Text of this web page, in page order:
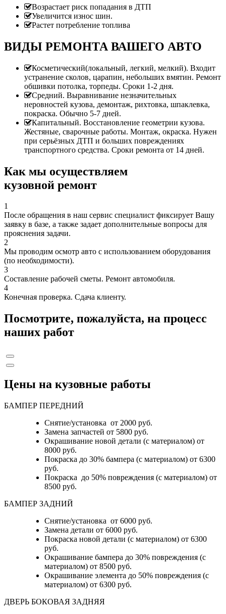
Возрастает риск попадания в ДТП
Увеличится износ шин.
Растет потребление топлива
ВИДЫ РЕМОНТА ВАШЕГО АВТО
Косметический(локальный, легкий, мелкий). Входит
устранение сколов, царапин, небольших вмятин. Ремонт
обшивки потолка, торпеды. Сроки 1-2 дня.
Средний. Выравнивание незначительных
неровностей кузова, демонтаж, рихтовка, шпаклевка,
покраска. Обычно 5-7 дней.
Капитальный. Восстановление геометрии кузова.
Жестяные, сварочные работы. Монтаж, окраска. Нужен
при серьёзных ДТП и больших повреждениях
транспортного средства. Сроки ремонта от 14 дней.
Как мы осуществляем
кузовной ремонт
1
После обращения в наш сервис специалист фиксирует Вашу
заявку в базе, а также задает дополнительные вопросы для
прояснения задачи.
2
Мы проводим осмотр авто с использованием оборудования
(по необходимости).
3
Составление рабочей сметы. Ремонт автомобиля.
4
Конечная проверка. Сдача клиенту.
Посмотрите, пожалуйста, на процесс
наших работ
Цены на кузовные работы
БАМПЕР ПЕРЕДНИЙ
Снятие/установка от 2000 руб.
Замена запчастей от 5800 руб.
Окрашивание новой детали (с материалом) от
8000 руб.
Покраска до 30% бампера (с материалом) от 6300
руб.
Покраска до 50% повреждения (с материалом) от
8500 руб.
БАМПЕР ЗАДНИЙ
Снятие/установка от 6000 руб.
Замена детали от 6000 руб.
Покраска новой детали (с материалом) от 6300
руб.
Окрашивание бампера до 30% повреждения (с
материалом) от 8500 руб.
Окрашивание элемента до 50% повреждения (с
материалом) от 6300 руб.
ДВЕРЬ БОКОВАЯ ЗАДНЯЯ